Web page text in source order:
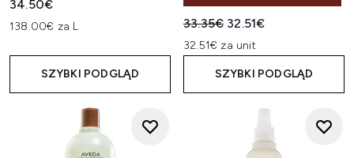
34.50€
138.00€ za L
SZYBKI PODGLĄD
Sugerowana cena
33.35€ Aktualna cena:
32.51€
32.51€ za unit
SZYBKI PODGLĄD